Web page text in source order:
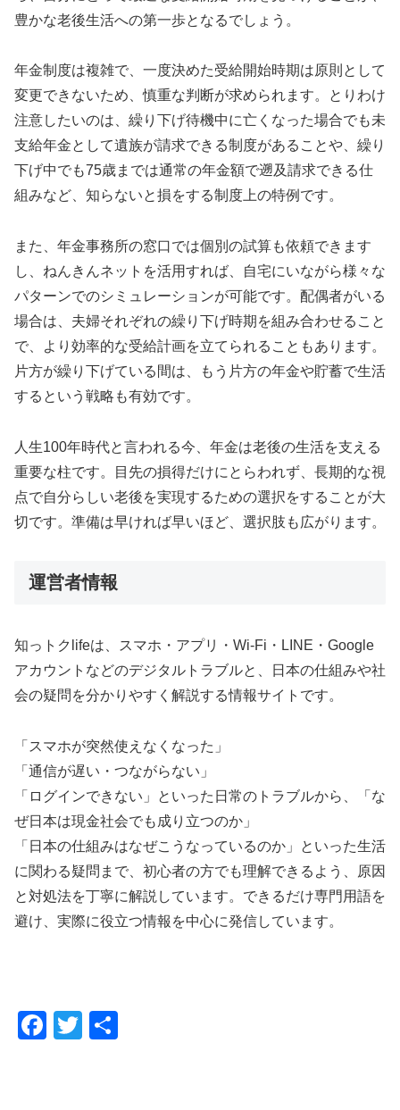
豊かな老後生活への第一歩となるでしょう。
年金制度は複雑で、一度決めた受給開始時期は原則として
変更できないため、慎重な判断が求められます。とりわけ
注意したいのは、繰り下げ待機中に亡くなった場合でも未
支給年金として遺族が請求できる制度があることや、繰り
下げ中でも75歳までは通常の年金額で遡及請求できる仕
組みなど、知らないと損をする制度上の特例です。
また、年金事務所の窓口では個別の試算も依頼できます
し、ねんきんネットを活用すれば、自宅にいながら様々な
パターンでのシミュレーションが可能です。配偶者がいる
場合は、夫婦それぞれの繰り下げ時期を組み合わせること
で、より効率的な受給計画を立てられることもあります。
片方が繰り下げている間は、もう片方の年金や貯蓄で生活
するという戦略も有効です。
人生100年時代と言われる今、年金は老後の生活を支える
重要な柱です。目先の損得だけにとらわれず、長期的な視
点で自分らしい老後を実現するための選択をすることが大
切です。準備は早ければ早いほど、選択肢も広がります。
運営者情報
知っトクlifeは、スマホ・アプリ・Wi-Fi・LINE・Google
アカウントなどのデジタルトラブルと、日本の仕組みや社
会の疑問を分かりやすく解説する情報サイトです。
「スマホが突然使えなくなった」
「通信が遅い・つながらない」
「ログインできない」といった日常のトラブルから、「な
ぜ日本は現金社会でも成り立つのか」
「日本の仕組みはなぜこうなっているのか」といった生活
に関わる疑問まで、初心者の方でも理解できるよう、原因
と対処法を丁寧に解説しています。できるだけ専門用語を
避け、実際に役立つ情報を中心に発信しています。
F
T